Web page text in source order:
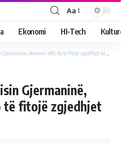
Aa
Ekonomi HI-Tech
ekstremi AfD, do të fitojë zgjedhjet në Turingi
Gjermaninë,
të fitojë zgjedhjet